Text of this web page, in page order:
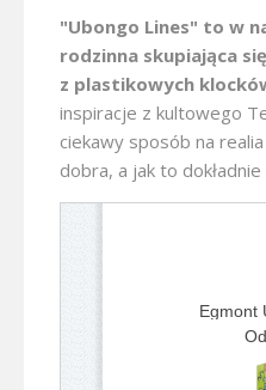
"Ubongo Lines" to w
rodzinna skupiająca
z plastikowych
inspiracje z kultowego
ciekawy sposób na
dobra, a jak to
Egmont
Od